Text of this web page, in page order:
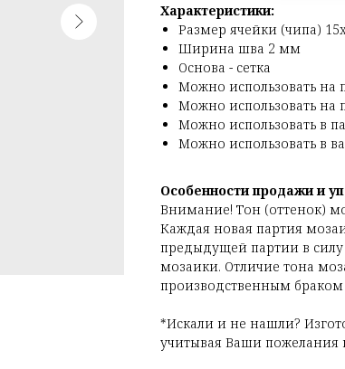
Характеристики:
Размер ячейки (чипа)
Ширина шва 2 мм
Основа - сетка
Можно использовать на
Можно использовать на
Можно использовать в
Можно использовать в
Особенности продажи и
Внимание! Тон (оттенок)
Каждая новая партия
предыдущей партии в силу
мозаики. Отличие тона
производственным
*Искали и не нашли?
учитывая Ваши пожелания